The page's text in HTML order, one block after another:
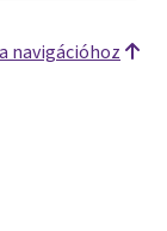
navigációhoz